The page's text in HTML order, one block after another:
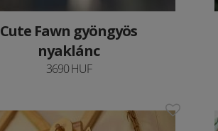
Cute Fawn gyöngyös
nyaklánc
3690 HUF